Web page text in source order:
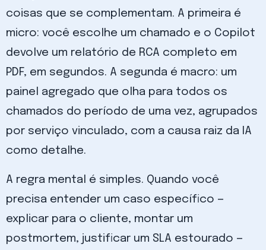
coisas que se complementam. A primeira é
micro: você escolhe um chamado e o Copilot
devolve um relatório de RCA completo em
PDF, em segundos. A segunda é macro: um
painel agregado que olha para todos os
chamados do período de uma vez, agrupados
por serviço vinculado, com a causa raiz da IA
como detalhe.
A regra mental é simples. Quando você
precisa entender um caso específico —
explicar para o cliente, montar um
postmortem, justificar um SLA estourado —